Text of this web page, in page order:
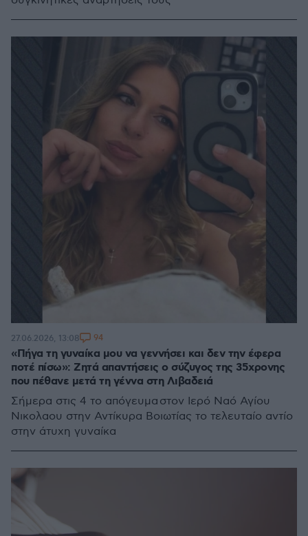
«Πήγα τη γυναίκα μου να γεννήσει και δεν την έφερα
ποτέ πίσω»: Ζητά απαντήσεις ο σύζυγος της 35χρονης
που πέθανε μετά τη γέννα στη Λιβαδειά
Σήμερα στις 4 το απόγευμα στον Ιερό Ναό Αγίου
Νικολαου στην Αντίκυρα Βοιωτίας το τελευταίο αντίο
στην άτυχη γυναίκα
27.06.2026, 13:08 94